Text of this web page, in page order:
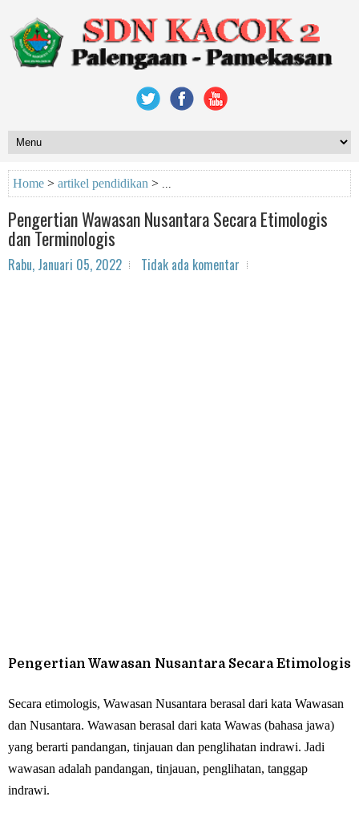
Home > artikel pendidikan >
Pengertian Wawasan Nusantara Secara Etimologis
dan Terminologis
Rabu, Januari 05, 2022 Tidak ada komentar
Pengertian Wawasan Nusantara Secara Etimologis
Secara etimologis, Wawasan Nusantara berasal dari kata Wawasan
dan Nusantara. Wawasan berasal dari kata Wawas (bahasa jawa)
yang berarti pandangan, tinjauan dan penglihatan indrawi. Jadi
wawasan adalah pandangan, tinjauan, penglihatan, tanggap
indrawi.